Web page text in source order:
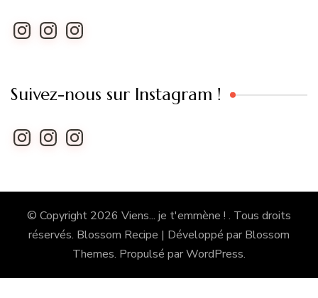
Instagram
InstagramInstagram
Suivez-nous sur Instagram !
Instagram
InstagramInstagram
© Copyright 2026 Viens... je t'emmène ! . Tous droits
réservés. Blossom Recipe | Développé par Blossom
Themes. Propulsé parWordPress.